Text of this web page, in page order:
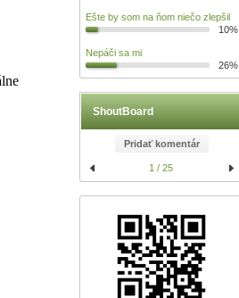
Ešte by som na ňom niečo zlepšil
10%
Nepáči sa mi
26%
ShoutBoard
Pridať komentár
1 / 25